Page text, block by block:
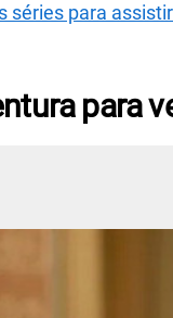
séries para
para